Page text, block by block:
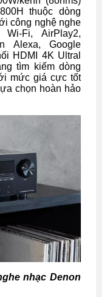
thuộc dòng
công nghệ nghe
Fi, AirPlay2,
Alexa, Google
HDMI 4K Ultral
tìm kiếm dòng
mức giá cực tốt
chọn hoàn hảo
nhạc Denon